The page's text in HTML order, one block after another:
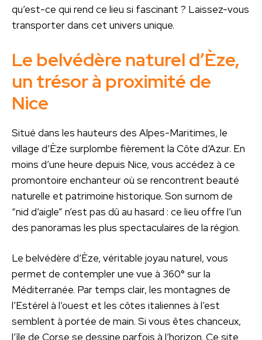
qu’est-ce qui rend ce lieu si fascinant ? Laissez-vous
transporter dans cet univers unique.
Le belvédère naturel d’Èze,
un trésor à proximité de
Nice
Situé dans les hauteurs des Alpes-Maritimes, le
village d’Èze surplombe fièrement la Côte d’Azur. En
moins d’une heure depuis Nice, vous accédez à ce
promontoire enchanteur où se rencontrent beauté
naturelle et patrimoine historique. Son surnom de
“nid d’aigle” n’est pas dû au hasard : ce lieu offre l’un
des panoramas les plus spectaculaires de la région.
Le belvédère d’Èze, véritable joyau naturel, vous
permet de contempler une vue à 360° sur la
Méditerranée. Par temps clair, les montagnes de
l’Estérel à l’ouest et les côtes italiennes à l’est
semblent à portée de main. Si vous êtes chanceux,
l’île de Corse se dessine parfois à l’horizon. Ce site